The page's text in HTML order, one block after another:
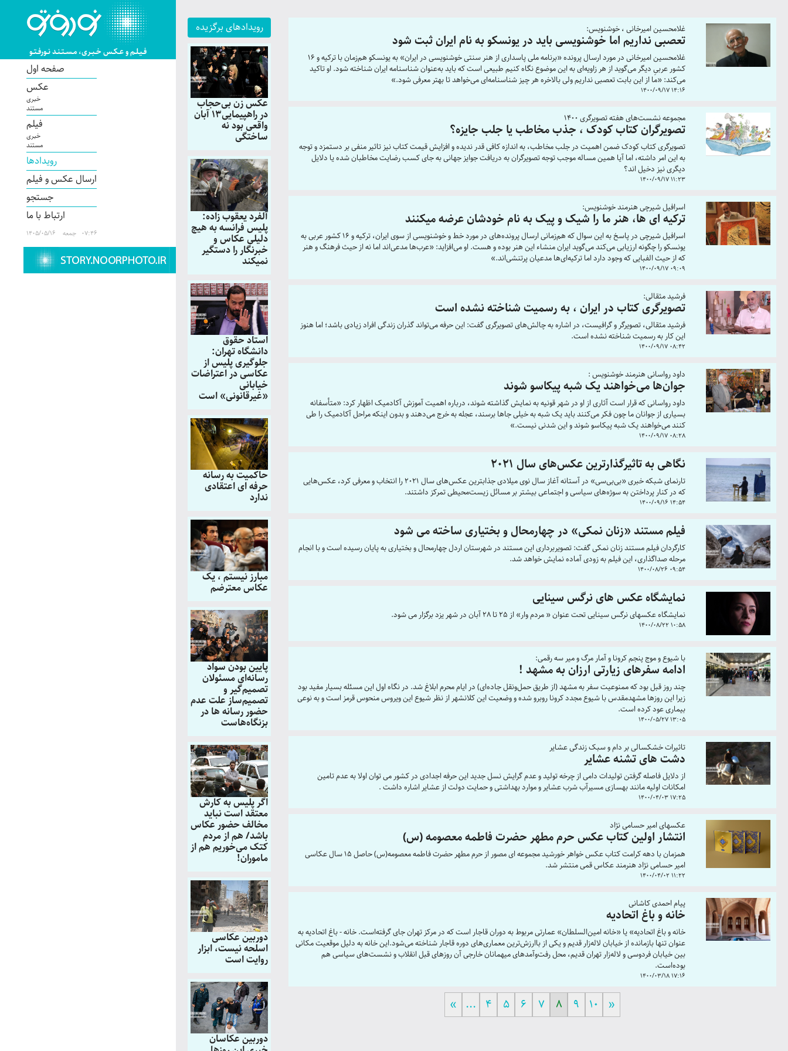
غلامحسین امیرخانی ، خوشنویس:
تعصبی نداریم اما خوشنویسی باید در یونسکو به نام ایران ثبت شود
غلامحسین امیرخانی در مورد ارسال پرونده «برنامه ملی پاسداری از هنر سنتی خوشنویسی در ایران» به یونسکو هم‌زمان با ترکیه و 16
کشور عربیِ دیگر می‌گوید از هر زاویه‌ای به این موضوع نگاه کنیم طبیعی است که باید به‌عنوان شناسنامه ایران شناخته شود. او تاکید
می‌کند: «ما از این بابت تعصبی نداریم ولی بالاخره هر چیز شناسنامه‌ای می‌خواهد تا بهتر معرفی شود.»
1400/09/17 14:16
مجموعه نشست‌های هفته تصویرگری 1400
تصویرگران کتاب کودک ، جذب مخاطب یا جلب جایزه؟
تصویرگری کتاب کودک ضمن اهمیت در جلب مخاطب، به اندازه کافی قدر ندیده و افزایش قیمت کتاب نیز تاثیر منفی بر دستمزد و توجه
به این امر داشته، اما آیا همین مساله موجب توجه تصویرگران به دریافت جوایز جهانی به جای کسب رضایت مخاطبان شده یا دلایل
دیگری نیز دخیل اند؟
1400/09/17 11:23
اسرافیل شیرچی هنرمند خوشنویس:
ترکیه ای ها، هنر ما را شیک و پیک به نام خودشان عرضه میکنند
اسرافیل شیرچی در پاسخ به این سوال که هم‌زمانی ارسال پرونده‌های در مورد خط و خوشنویسی از سوی ایران، ترکیه و 16 کشور عربی به
یونسکو را چگونه ارزیابی می‌کند می‌گوید ایران منشاء این هنر بوده و هست. او می‌افزاید: «عرب‌ها مدعی‌اند اما نه از حیث فرهنگ و هنر
که از حیث الفبایی که وجود دارد اما ترکیه‌ای‌ها مدعیان پرتنشی‌اند.»
1400/09/17 09:09
فرشید مثقالی:
تصویرگری کتاب در ایران ، به رسمیت شناخته نشده است
فرشید مثقالی، تصویرگر و گرافیست، در اشاره به چالش‌های تصویرگری گفت: این حرفه می‌تواند گذران زندگی افراد زیادی باشد؛ اما هنوز
این کار به رسمیت شناخته نشده است.
1400/09/17 08:42
داود رواسانی هنرمند خوشنویس :
جوان‌ها می‌خواهند یک شبه پیکاسو شوند
داود رواسانی که قرار است آثاری از او در شهر قونیه به نمایش گذاشته شوند، درباره اهمیت آموزش آکادمیک اظهار کرد: «متأسفانه
بسیاری از جوانان ما چون فکر می‌کنند باید یک شبه به خیلی جاها برسند، عجله به خرج می‌دهند و بدون اینکه مراحل آکادمیک را طی
کنند می‌خواهند یک شبه پیکاسو شوند و این شدنی نیست.»
1400/09/17 08:28
نگاهی به تاثیرگذارترین عکس‌های سال 2021
تارنمای شبکه خبری «بی‌بی‌سی» در آستانه آغاز سال نوی میلادی جذابترین عکس‌های سال 2021 را انتخاب و معرفی کرد، عکس‌هایی
که در کنار پرداختن به سوژه‌های سیاسی و اجتماعی بیشتر بر مسائل زیست‌محیطی تمرکز داشتند.
1400/09/16 14:54
فیلم مستند «زنان نمکی» در چهارمحال و بختیاری ساخته می شود
کارگردان فیلم مستند زنان نمکی گفت: تصویربرداری این مستند در شهرستان اردل چهارمحال و بختیاری به پایان رسیده است و با انجام
مرحله صداگذاری، این فیلم به زودی آماده نمایش خواهد شد.
1400/08/26 09:54
نمایشگاه عکس های نرگس سینایی
نمایشگاه عکسهای نرگس سینایی تحت عنوان « مردم وار» از 25 تا 28 آبان در شهر یزد برگزار می شود.
1400/08/22 10:58
با شیوع و موج پنجم کرونا و آمار مرگ و میر سه رقمی:
ادامه سفرهای زیارتی ارزان به مشهد !
چند روز قبل بود که ممنوعیت سفر به مشهد (از طریق حمل‌و‌نقل جاده‌ای) در ایام محرم ابلاغ شد. در نگاه اول این مسئله بسیار مفید بود
زیرا این روزها مشهدمقدس با شیوع مجدد کرونا روبرو شده و وضعیت این کلانشهر از نظر شیوع این ویروس منحوس قرمز است و به نوعی
بیماری عود کرده است.
1400/05/27 13:05
تاثیرات خشکسالی بر دام و سبک زندگی عشایر
دشت های تشنه عشایر
از دلایل فاصله گرفتن تولیدات دامی از چرخه تولید و عدم گرایش نسل جدید این حرفه اجدادی در کشور می توان اولا به عدم تامین
امکانات اولیه مانند بهسازی مسیرآب شرب عشایر و موارد بهداشتی و حمایت دولت از عشایر اشاره داشت .
1400/04/03 17:25
عکسهای امیر حسامی نژاد
انتشار اولین کتاب عکس حرم مطهر حضرت فاطمه معصومه (س)
همزمان با دهه کرامت کتاب عکس خواهر خورشید مجموعه ای مصور از حرم مطهر حضرت فاطمه معصومه(س) حاصل 15 سال عکاسی
امیر حسامی نژاد هنرمند عکاس قمی منتشر شد.
1400/04/02 11:22
پیام احمدی کاشانی
خانه و باغ اتحادیه
خانه و باغ اتحادیه» یا «خانه امین‌السلطان» عمارتی مربوط به دوران قاجار است که در مرکز تهران جای گرفته‌است. خانه - باغ اتحادیه به
عنوان تنها بازمانده از خیابان لاله‌زار قدیم و یکی از باارزش‌ترین معماری‌های دوره قاجار شناخته می‌شود.این خانه به دلیل موقعیت مکانی
بین خیابان فردوسی و لاله‌زار تهران قدیم، محل رفت‌وآمدهای میهمانان خارجی آن روزهای قبل انقلاب و نشست‌های سیاسی هم
بوده‌است.
1400/03/18 17:16
« ... 4 5 6 7 8 9 10 »
رویدادهای برگزیده
عکس زن بی‌حجاب
در راهپیمایی13 آبان
واقعی بود نه
ساختگی
آلفرد یعقوب زاده:
پلیس فرانسه به هیچ
دلیلی عکاس و
خبرنگار را دستگیر
نمیکند
استاد حقوق
دانشگاه تهران:
جلوگیری پلیس از
عکاسی در اعتراضات
خیابانی
«غیرقانونی» است
حاکمیت به رسانه
حرفه ای اعتقادی
ندارد
مبارز نیستم ، یک
عکاس معترضم
پایین بودن سواد
رسانه‌ای مسئولان
تصمیم‌گیر و
تصمیم‌ساز علت عدم
حضور رسانه ها در
بزنگاه‌هاست
اگر پلیس به کارش
معتقد است نباید
مخالف حضور عکاس
باشد/ هم از مردم
کتک می‌خوریم هم از
ماموران!
دوربین عکاسی
اسلحه نیست، ابزار
روایت است
دوربین عکاسان
فـیـلـم و عـکـس خـبـری، مـسـتـنـد نـورفـتـو
صفحه اول
عکس
خبری
مستند
فیلم
خبری
مستند
رویدادها
ارسال عکس و فیلم
جستجو
ارتباط با ما
07:46 جمعه 1405/05/16